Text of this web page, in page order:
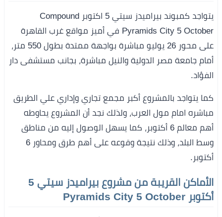
يتواجد كمبوند بيراميدز سيتي 5 اكتوبر Compound
Pyramids City 5 October في أميز مواقع غرب القاهرة
على محور 26 يوليو مباشرة بواجهة ممتدة بطول 550 متر،
أمام جامعة مصر الدولية والنيل مباشرة، بجانب مستشفى دار
الفؤاد.
كما يتواجد بالمشروع أكبر مجمع تجاري وإداري علي الطريق
مباشره امام مول العرب، ولذلك نجد أن المشروع يحاوطه
أهم معالم 6 أكتوبر، كما يسهل الوصول إليه من مناطق
وسط البلد، وذلك نتيجة وقوعه على أهم طرق ومحاور 6
أكتوبر.
الأماكن القريبة من مشروع بيراميدز سيتي 5
أكتوبر Pyramids City 5 October